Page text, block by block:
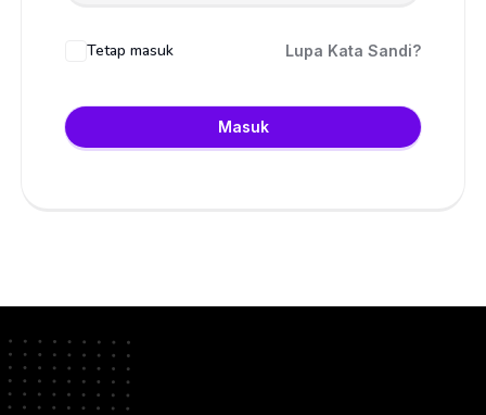
Tetap masuk Lupa Kata Sandi?
Masuk